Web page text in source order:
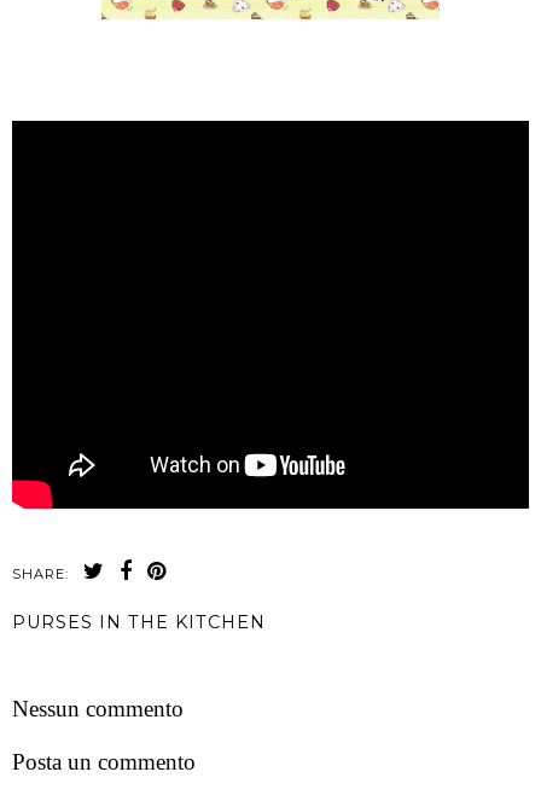
SHARE:
PURSES IN THE KITCHEN
Nessun commento
Posta un commento